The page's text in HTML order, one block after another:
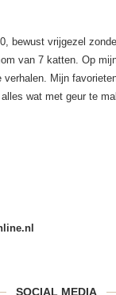
bewust vrijgezel
van 7 katten. Op
verhalen. Mijn
wat met geur te
SOCIAL MEDIA